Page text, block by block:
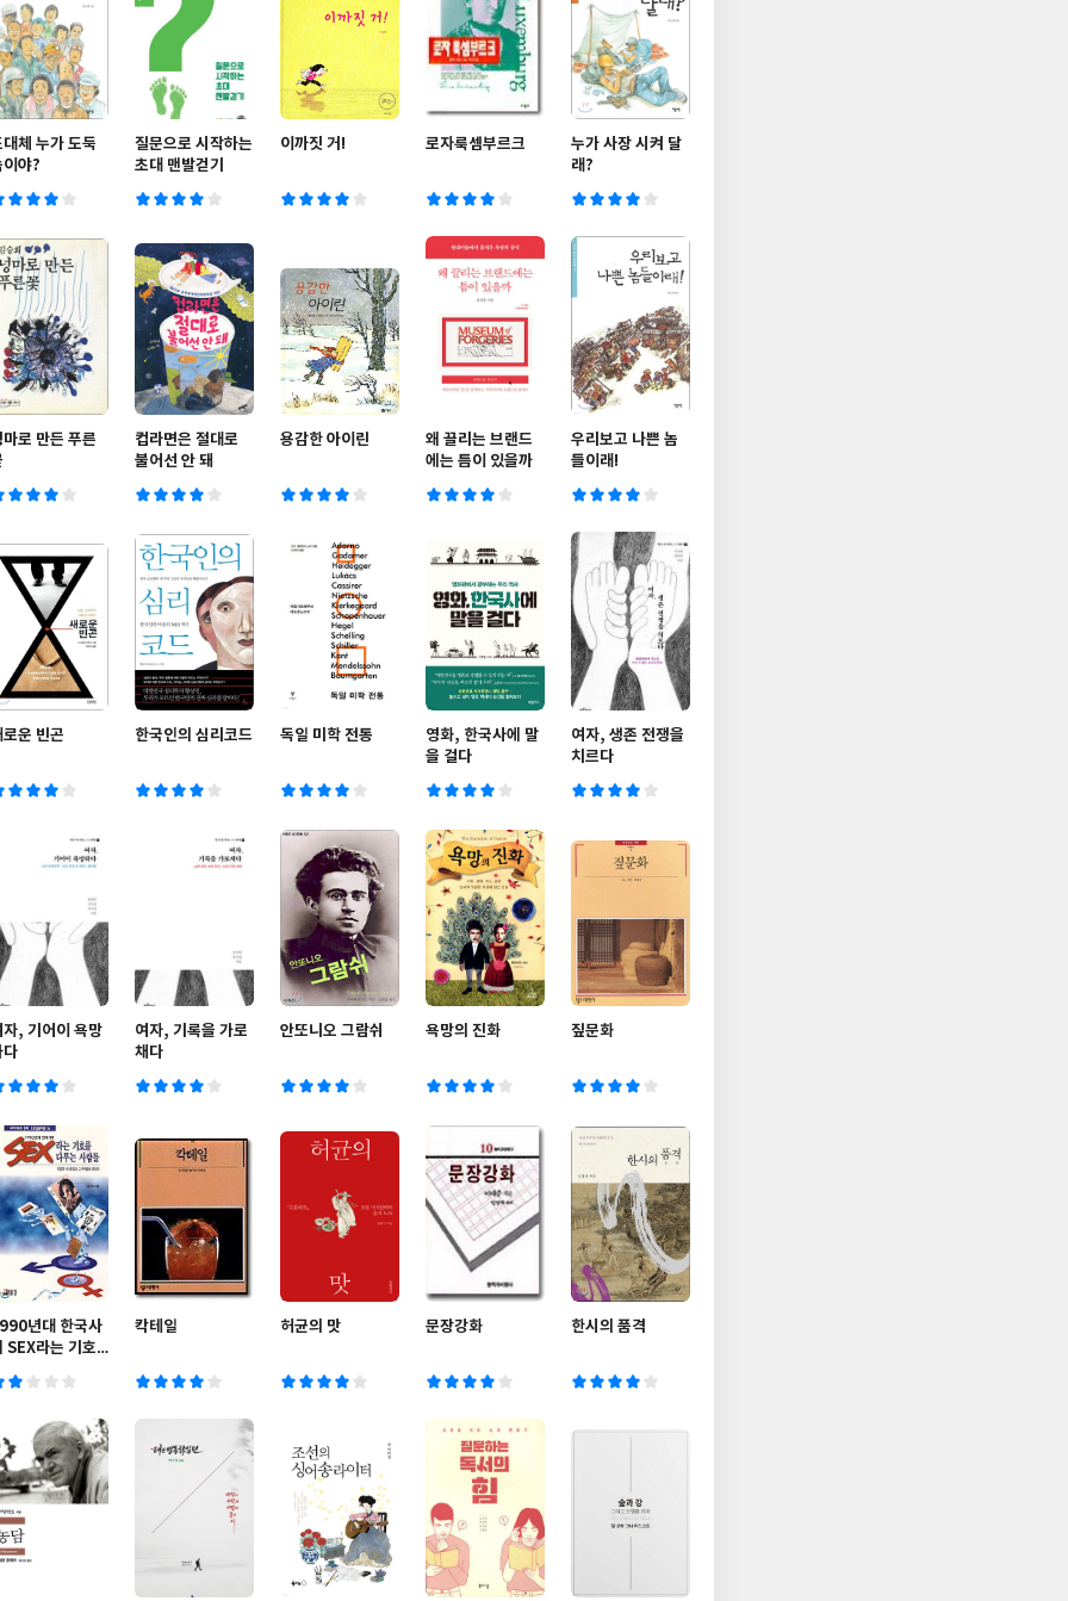
대체 누가 도둑
이야?
질문으로 시작하는
초대 맨발걷기
이까짓 거! 로자룩셈부르크
누가 사장 시켜 달
래?
마로 만든 푸른
컵라면은 절대로
불어선 안 돼
용감한 아이린
왜 끌리는 브랜드
에는 틈이 있을까
우리보고 나쁜 놈
들이래!
로운 빈곤 한국인의 심리코드 독일 미학 전통
영화, 한국사에 말
을 걸다
여자, 생존 전쟁을
치르다
자, 기어이 욕망
다
여자, 기록을 가로
채다
안또니오 그람쉬 욕망의 진화 짚문화
년대 한국사
SEX라는 기호
칵테일 허균의 맛 문장강화 한시의 품격